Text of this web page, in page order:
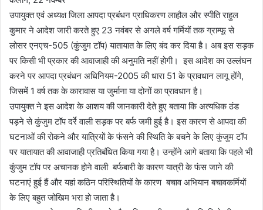
उपायुक्त एवं अध्यक्ष जिला आपदा प्रबंधन प्राधिकरण लाहौल और स्पीति राहुल
कुमार ने आदेश जारी करते हुए 23 नवंबर से अगले वर्ष गर्मियों तक ग्राम्फू से
लोसर एनएच-505 (कुंजुम टॉप) यातायात के लिए बंद कर दिया है। अब इस सड़क
पर किसी भी प्रकार की आवाजाही की अनुमति नहीं होगी। इस आदेश का उल्लंघन
करने पर आपदा प्रबंधन अधिनियम-2005 की धारा 51 के प्रावधान लागू होंगे,
जिसमें 1 वर्ष तक के कारावास या जुर्माना या दोनों का प्रावधान है।
उपायुक्त ने इस आदेश के आशय की जानकारी देते हुए बताया कि अत्यधिक ठंड
पड़ने से कुंजुम टॉप दर्रे वाली सड़क पर बर्फ जमी हुई है। इस कारण से आपदा की
घटनाओं की रोकने और यात्रियों के फंसने की स्थिति के बचने के लिए कुंजुम टॉप
पर यातायात की आवाजाही प्रतिबंधित किया गया हैै। उन्होंने आगे बताया कि पहले भी
कुंजुम टॉप पर अचानक होने वाली बर्फबारी के कारण यात्री के फंस जाने की
घटनाएं हुई हैं और यहां कठिन परिस्थितियों के कारण बचाव अभियान बचावकर्मियों
के लिए बहुत जोखिम भरा हो जाता है।